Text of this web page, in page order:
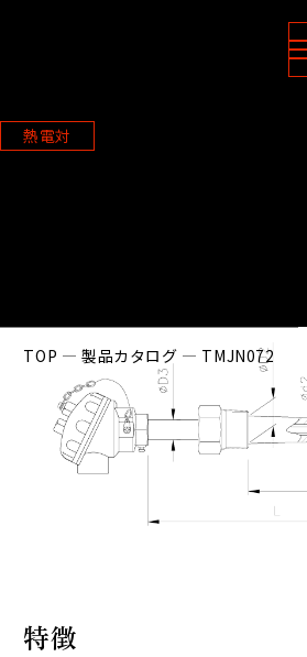
熱電対
TOP 製品カタログ TMJN072
特徴